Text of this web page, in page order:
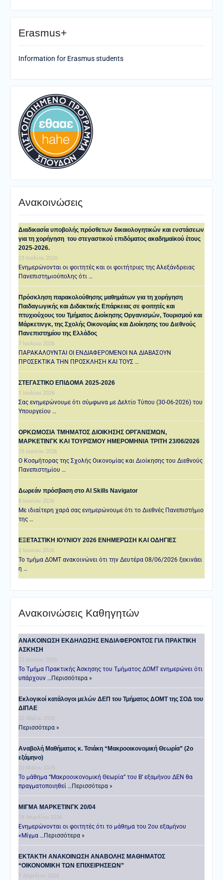
Erasmus+
Information for Erasmus students
Ανακοινώσεις
Διαδικασία υποβολής πρόσθετων δικαιολογητικών και ενστάσεων
για τη χορήγηση του στεγαστικού επιδόματος ακαδημαϊκού έτους
2025-2026.
23 Ιουλίου 2026
Ενημερώνονται οι φοιτητές και οι φοιτήτριες της Αλεξάνδρειας
Πανεπιστημιούπολης ότι …
Πρόσκληση παρακολούθησης μαθημάτων για τη χορήγηση
Παιδαγωγικής και Διδακτικής Επάρκειας σε φοιτητές και
πτυχιούχους του Τμήματος Διοίκησης Οργανισμών, Τουρισμού και
Μάρκετινγκ, της Σχολής Οικονομίας και Διοίκησης του Διεθνούς
Πανεπιστημίου της Ελλάδος
7 Ιουλίου 2026
ΠΑΡΑΚΑΛΟΥΝΤΑΙ ΟΙ ΕΝΔΙΑΦΕΡΟΜΕΝΟΙ ΝΑ ΔΙΑΒΑΣΟΥΝ
ΠΡΟΣΕΚΤΙΚΑ ΤΗΝ ΠΡΟΣΚΛΗΣΗ ΚΑΙ ΤΟΥΣ …
ΣΤΕΓΑΣΤΙΚΟ ΕΠΙΔΟΜΑ 2025-2026
1 Ιουλίου 2026
Σας ενημερώνουμε ότι σύμφωνα με Δελτίο Τύπου (30-06-2026) του
Υπουργείου …
ΟΡΚΩΜΟΣΙΑ ΤΜΗΜΑΤΟΣ ΔΙΟΙΚΗΣΗΣ ΟΡΓΑΝΙΣΜΩΝ,
ΜΑΡΚΕΤΙΝΓΚ ΚΑΙ ΤΟΥΡΙΣΜΟΥ ΗΜΕΡΟΜΗΝΙΑ TΡΙΤΗ 23/06/2026
15 Ιουνίου 2026
Ο Κοσμήτορας της Σχολής Οικονομίας και Διοίκησης του Διεθνούς
Πανεπιστημίου …
Δωρεάν πρόσβαση στο AI Skills Navigator
8 Ιουνίου 2026
Με ιδιαίτερη χαρά σας ενημερώνουμε ότι το Διεθνές Πανεπιστήμιο
της …
ΕΞΕΤΑΣΤΙΚΗ IOYNIOY 2026 ΕΝΗΜΕΡΩΣΗ ΚΑΙ ΟΔΗΓΙΕΣ
3 Ιουνίου 2026
Το τμήμα ΔΟΜΤ ανακοινώνει ότι την Δευτέρα 08/06/2026 ξεκινάει
η …
Ανακοινώσεις Καθηγητών
ANAKOINΩΣΗ ΕΚΔΗΛΩΣΗΣ ΕΝΔΙΑΦΕΡΟΝΤΟΣ ΓΙΑ ΠΡΑΚΤΙΚΗ
ΑΣΚΗΣΗ
22 Ιουνίου 2026
Το Τμήμα Πρακτικής Άσκησης του Τμήματος ΔΟΜΤ ενημερώνει ότι
υπάρχουν …Περισσότερα »
Εκλογικοί κατάλογοι μελών ΔΕΠ του Τμήματος ΔΟΜΤ της ΣΟΔ του
ΔΙΠΑΕ
22 Μαΐου 2026
Περισσότερα »
Αναβολή Μαθήματος κ. Τσιάκη “Μακροοικονομική Θεωρία” (2ο
εξάμηνο)
20 Μαΐου 2026
Το μάθημα “Μακροοικονομική Θεωρία” του Β’ εξαμήνου ΔΕΝ θα
πραγματοποιηθεί …Περισσότερα »
ΜΙΓΜΑ ΜΑΡΚΕΤΙΝΓΚ 20/04
18 Απριλίου 2026
Ενημερώνονται οι φοιτητές ότι το μάθημα του 2ου εξαμήνου
«Μίγμα …Περισσότερα »
ΕΚΤΑΚΤΗ ΑΝΑΚΟΙΝΩΣΗ ΑΝΑΒΟΛΗΣ ΜΑΘΗΜΑΤΟΣ
“ΟΙΚΟΝΟΜΙΚΗ ΤΩΝ ΕΠΙΧΕΙΡΗΣΕΩΝ”
1 Απριλίου 2026